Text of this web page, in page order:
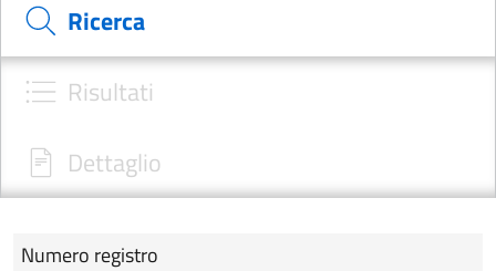
Ricerca
Risultati
Dettaglio
Modulo tab_ricerca_form
Numero registro